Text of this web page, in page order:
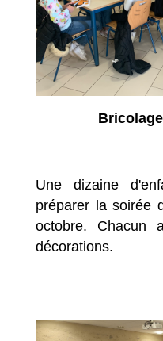
Une dizaine
préparer la soirée
octobre. Chacun
décorations.